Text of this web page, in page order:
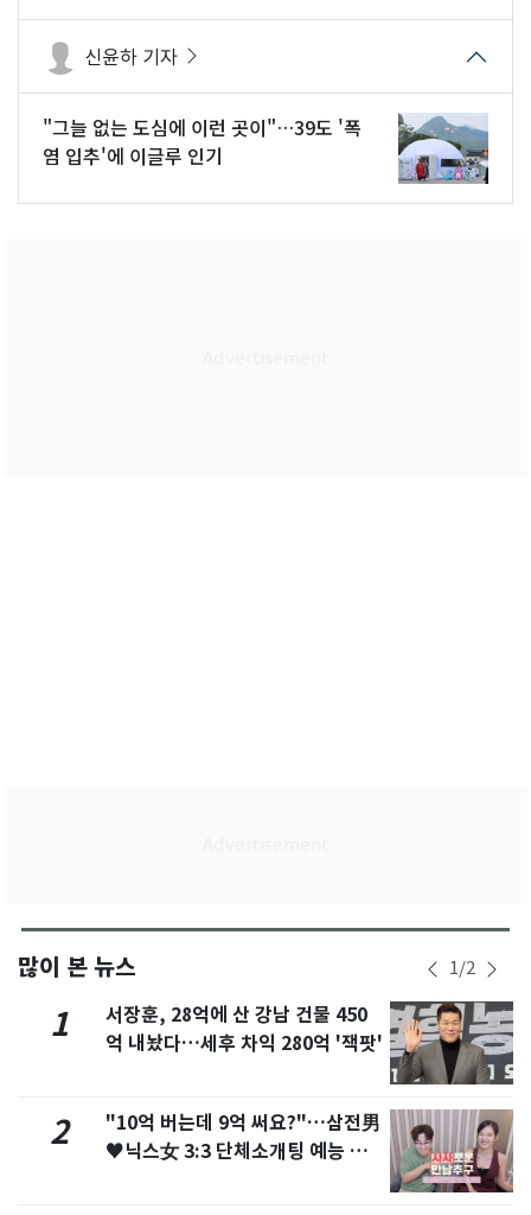
신윤하 기자
"그늘 없는 도심에 이런 곳이"…39도 '폭
염 입추'에 이글루 인기
많이 본 뉴스 1/2
1
서장훈, 28억에 산 강남 건물 450
억 내놨다…세후 차익 280억 '잭팟'
2
"10억 버는데 9억 써요?"…삼전男
♥닉스女 3:3 단체소개팅 예능 화